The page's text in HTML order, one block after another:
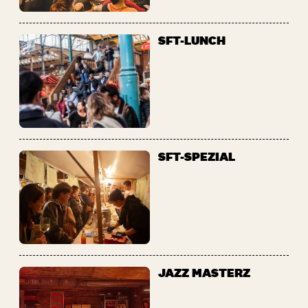
SFT-LUNCH
SFT-SPEZIAL
JAZZ MASTERZ